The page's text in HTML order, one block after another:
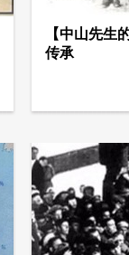
【中山先生
传承